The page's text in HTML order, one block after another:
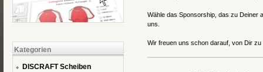
Kategorien
DISCRAFT Scheiben
Wähle das Sponsorship, das zu Deiner
uns.
Wir freuen uns schon darauf, von Dir zu